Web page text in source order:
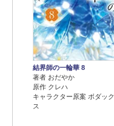
結界師の一輪華 8
著者 おだやか
原作 クレハ
キャラクター原案 ボダック
ス